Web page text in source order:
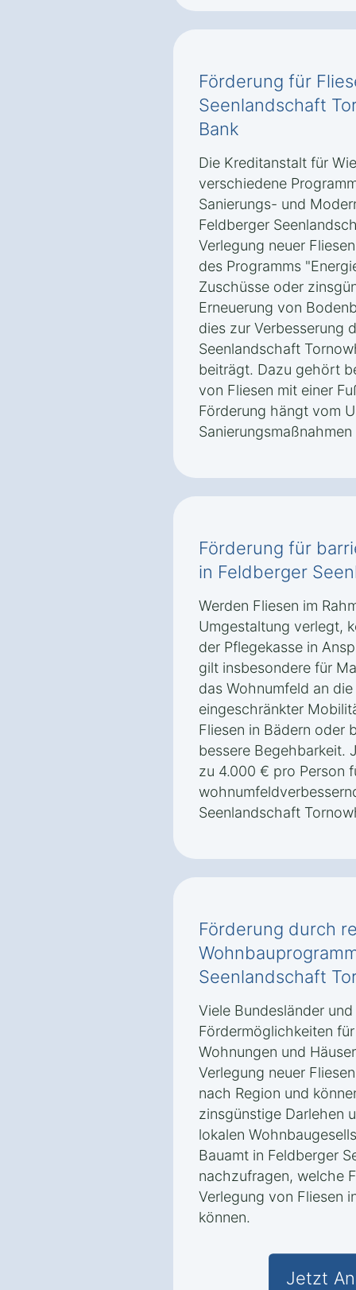
Förderung für
Seenlandschaft
Bank
Die Kreditanstalt für
verschiedene
Sanierungs- und
Feldberger
Verlegung neuer
des Programms
Zuschüsse oder
Erneuerung von
dies zur Verbesserung
Seenlandschaft
beiträgt. Dazu gehört
von Fliesen mit einer
Förderung hängt vom
Sanierungsmaßnahmen
Förderung für
in Feldberger
Werden Fliesen im
Umgestaltung verlegt,
der Pflegekasse in
gilt insbesondere für
das Wohnumfeld an
eingeschränkter
Fliesen in Bädern oder
bessere Begehbarkeit.
zu 4.000 € pro Person
Seenlandschaft
Förderung durch
Seenlandschaft
Viele Bundesländer
Fördermöglichkeiten
Wohnungen und
Verlegung neuer
nach Region und
zinsgünstige Darlehen
lokalen
Bauamt in Feldberger
nachzufragen, welche
Verlegung von Fliesen
können.
Jetzt